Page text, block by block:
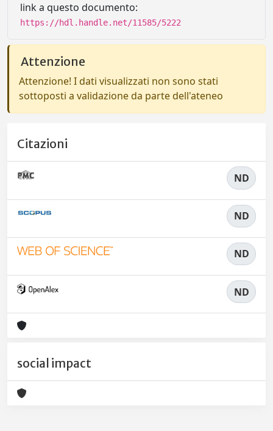
link a questo documento:
https://hdl.handle.net/11585/5222
Attenzione
Attenzione! I dati visualizzati non sono stati
sottoposti a validazione da parte dell'ateneo
Citazioni
ND
ND
ND
ND
social impact